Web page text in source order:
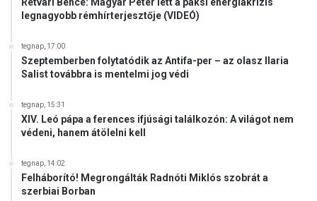
Rétvári Bence: Magyar Péter lett a paksi energiakrízis
legnagyobb rémhírterjesztője (VIDEÓ)
tegnap, 17:00
Szeptemberben folytatódik az Antifa-per – az olasz Ilaria
Salist továbbra is mentelmi jog védi
tegnap, 15:31
XIV. Leó pápa a ferences ifjúsági találkozón: A világot nem
védeni, hanem átölelni kell
tegnap, 14:02
Felháborító! Megrongálták Radnóti Miklós szobrát a
szerbiai Borban